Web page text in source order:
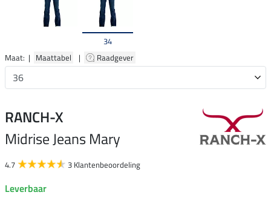
34
Maat: | Maattabel | Raadgever
RANCH-X
Midrise Jeans Mary
4.7 3 Klantenbeoordeling
Leverbaar